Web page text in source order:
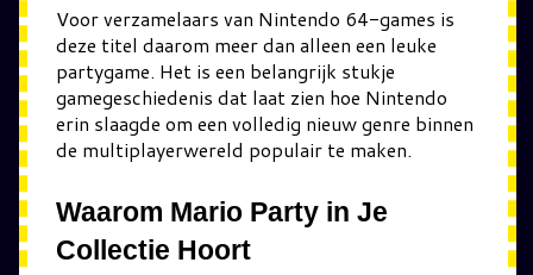
Voor verzamelaars van Nintendo 64-games is
deze titel daarom meer dan alleen een leuke
partygame. Het is een belangrijk stukje
gamegeschiedenis dat laat zien hoe Nintendo
erin slaagde om een volledig nieuw genre binnen
de multiplayerwereld populair te maken.
Waarom Mario Party in Je
Collectie Hoort